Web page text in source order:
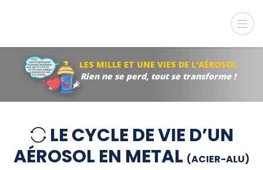
LES MILLE ET UNE VIES DE L’AÉROSOL
Rien ne se perd, tout se transforme !
LE CYCLE DE VIE D’UN
AÉROSOL EN METAL (ACIER-ALU)